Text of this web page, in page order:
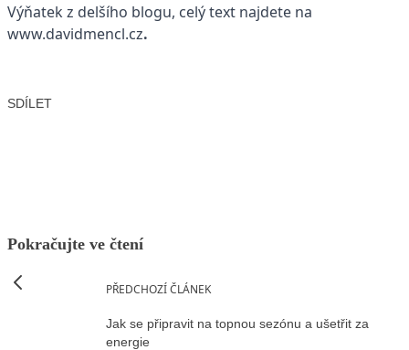
Výňatek z delšího blogu, celý text najdete na
www.davidmencl.cz.
SDÍLET
Pokračujte ve čtení
PŘEDCHOZÍ ČLÁNEK
Jak se připravit na topnou sezónu a ušetřit za
energie